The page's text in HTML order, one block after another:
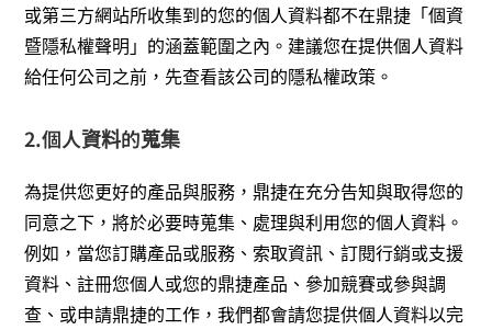
或第三方網站所收集到的您的個人資料都不在鼎捷「個資
暨隱私權聲明」的涵蓋範圍之內。建議您在提供個人資料
給任何公司之前，先查看該公司的隱私權政策。
2.個人資料的蒐集
為提供您更好的產品與服務，鼎捷在充分告知與取得您的
同意之下，將於必要時蒐集、處理與利用您的個人資料。
例如，當您訂購產品或服務、索取資訊、訂閱行銷或支援
資料、註冊您個人或您的鼎捷產品、參加競賽或參與調
查、或申請鼎捷的工作，我們都會請您提供個人資料以完